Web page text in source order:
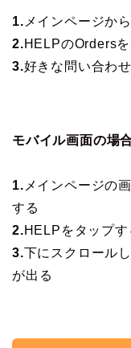
1. メインページか
2.HELPのOrders
3.好きな問い合わ
モバイル画面の場合
1. メインページの
する
2.HELPをタップす
3.下にスクロール
が出る